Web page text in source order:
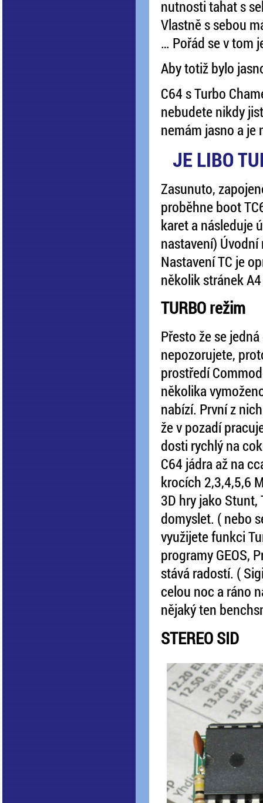
nutnosti tahat s
Vlastně s sebou
… Pořád se v tom
Aby totiž bylo
C64 s Turbo
nebudete nikdy
nemám jasno a je
JE LIBO
Zasunuto,
proběhne boot
karet a následuje
nastavení)
Nastavení TC je
několik stránek
TURBO režim
Přesto že se
nepozorujete,
prostředí
několika
nabízí. První z
že v pozadí
dosti rychlý na
C64 jádra až na
krocích 2,3,4,5,6
3D hry jako Stunt,
domyslet. ( nebo
využijete funkci
programy GEOS,
stává radostí. (
celou noc a ráno
nějaký ten
STEREO SID